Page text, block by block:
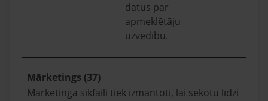
datus par
apmeklētāju
uzvedību.
Mārketings (37)
Mārketinga sīkfaili tiek izmantoti, lai sekotu līdzi